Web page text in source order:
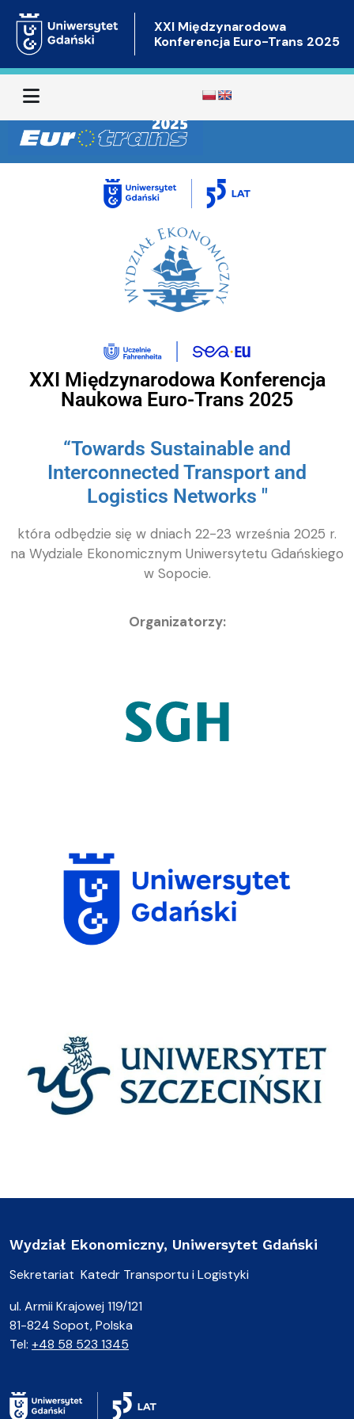
XXI Międzynarodowa
Konferencja Euro-Trans 2025
Menu
XXI Międzynarodowa Konferencja
Naukowa Euro-Trans 2025
“Towards Sustainable and
Interconnected Transport and
Logistics Networks "
która odbędzie się w dniach 22-23 września 2025 r.
na Wydziale Ekonomicznym Uniwersytetu Gdańskiego
w Sopocie.
Organizatorzy:
Wydział Ekonomiczny, Uniwersytet Gdański
Sekretariat Katedr Transportu i Logistyki
ul. Armii Krajowej 119/121
81-824 Sopot, Polska
Tel: +48 58 523 1345